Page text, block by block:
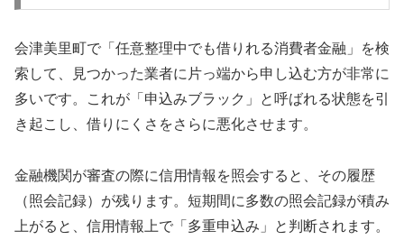
会津美里町で「任意整理中でも借りれる消費者金融」を検
索して、見つかった業者に片っ端から申し込む方が非常に
多いです。これが「申込みブラック」と呼ばれる状態を引
き起こし、借りにくさをさらに悪化させます。
金融機関が審査の際に信用情報を照会すると、その履歴
（照会記録）が残ります。短期間に多数の照会記録が積み
上がると、信用情報上で「多重申込み」と判断されます。